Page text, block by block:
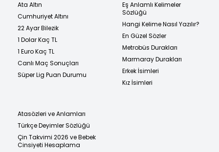
Ata Altın
Cumhuriyet Altını
22 Ayar Bilezik
1 Dolar Kaç TL
1 Euro Kaç TL
Canlı Maç Sonuçları
Süper Lig Puan Durumu
Eş Anlamlı Kelimeler
Sözlüğü
Hangi Kelime Nasıl Yazılır?
En Güzel Sözler
Metrobüs Durakları
Marmaray Durakları
Erkek İsimleri
Kız İsimleri
Atasözleri ve Anlamları
Türkçe Deyimler Sözlüğü
Çin Takvimi 2026 ve Bebek
Cinsiyeti Hesaplama